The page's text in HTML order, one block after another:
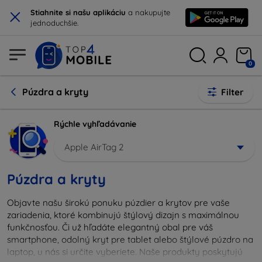
× Stiahnite si našu aplikáciu a nakupujte
jednoduchšie.
0
Púzdra a kryty Filter
Rýchle vyhľadávanie
Apple AirTag 2
Púzdra a kryty
Objavte našu širokú ponuku púzdier a krytov pre vaše
zariadenia, ktoré kombinujú štýlový dizajn s maximálnou
funkčnosťou. Či už hľadáte elegantný obal pre váš
smartphone, odolný kryt pre tablet alebo štýlové púzdro na
laptop, u nás si určite vyberiete. Naše produkty poskytujú